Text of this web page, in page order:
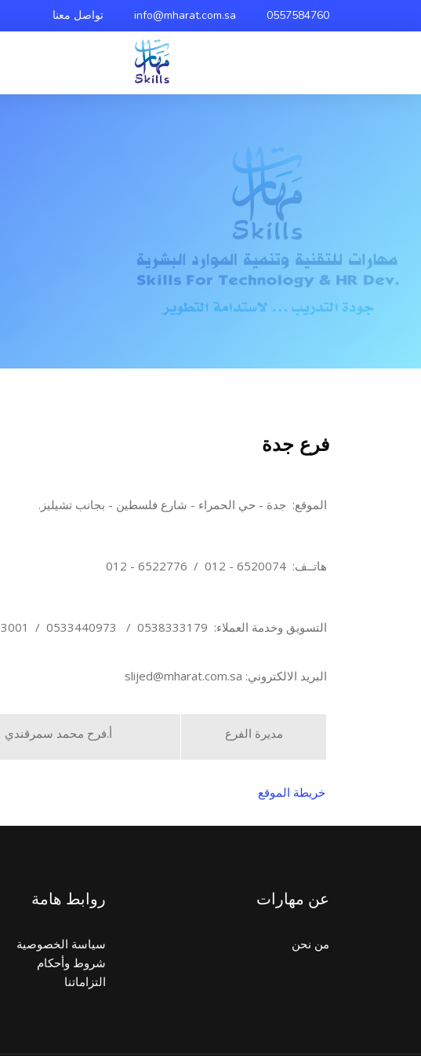
0557584760
info@mharat.com.sa تواصل معنا
تخطى إلى المحتوى الرئيسي
فرع جدة
الموقع: جدة - حي الحمراء - شارع فلسطين - بجانب تشيليز.
هاتــف: 6520074 -
012
/
- 012
التسويق وخدمة العملاء: 0538333179 / 0533440973 / 0535333001
البريد الالكتروني: slijed@mharat.com.sa
مديرة الفرع أ.فرح محمد سمرقندي
خريطة الموقع
عن مهارات
من نحن
روابط هامة
سياسة الخصوصية
شروط وأحكام
التزاماتنا